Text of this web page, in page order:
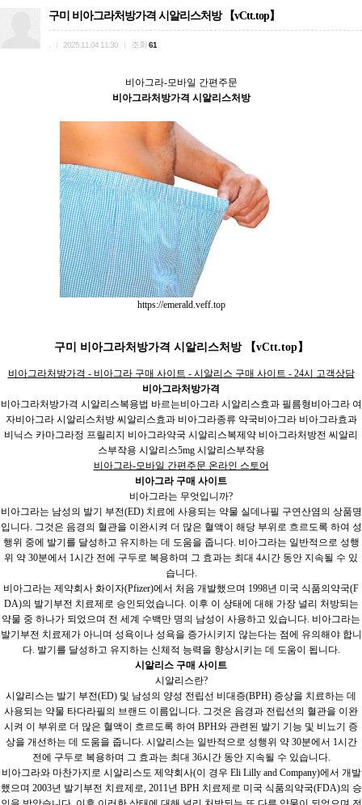
구미 비아그라처방가격 시알리스처방 【vCtt.top】
2025.11.04 11:30 조회 61
비아그라-모바일 간편주문
비아그라처방가격 시알리스처방
https://emerald.veff.top
구미 비아그라처방가격 시알리스처방 【vCtt.top】
비아그라처방가격 - 비아그라 구매 사이트 - 시알리스 구매 사이트 - 24시 고객상담
비아그라처방가격
비아그라처방가격 시알리스복용법 바르는비아그라 시알리스효과 필름형비아그라 여
자비아그라 시알리스처방 씨알리스효과 비아그라종류 약국비아그라 비아그라효과
비닉스 카마그라정 프릴리지 비아그라약국 시알리스복제약 비아그라처방전 씨알리
스부작용 시알리스5mg 시알리스부작용
비아그라-모바일 간편주문 온라인 스토어
비아그라 구매 사이트
비아그라는 무엇입니까?
비아그라는 남성의 발기 부전(ED) 치료에 사용되는 약물 실데나필 구연산염의 상품명
입니다. 그것은 음경의 혈관을 이완시켜 더 많은 혈액이 해당 부위로 흐르도록 하여 성
행위 중에 발기를 달성하고 유지하는 데 도움을 줍니다. 비아그라는 일반적으로 성행
위 약 30분에서 1시간 전에 구두로 복용하며 그 효과는 최대 4시간 동안 지속될 수 있
습니다.
비아그라는 제약회사 화이자(Pfizer)에서 처음 개발했으며 1998년 미국 식품의약국(F
DA)의 발기부전 치료제로 승인되었습니다. 이후 이 상태에 대해 가장 널리 처방되는
약물 중 하나가 되었으며 전 세계 수백만 명의 남성이 사용하고 있습니다. 비아그라는
발기부전 치료제가 아니며 성욕이나 성욕을 증가시키지 않는다는 점에 유의해야 합니
다. 발기를 달성하고 유지하는 신체적 능력을 향상시키는 데 도움이 됩니다.
시알리스 구매 사이트
시알리스란?
시알리스는 발기 부전(ED) 및 남성의 양성 전립선 비대증(BPH) 증상을 치료하는 데
사용되는 약물 타다라필의 브랜드 이름입니다. 그것은 음경과 전립선의 혈관을 이완
시켜 이 부위로 더 많은 혈액이 흐르도록 하여 BPH와 관련된 발기 기능 및 비뇨기 증
상을 개선하는 데 도움을 줍니다. 시알리스는 일반적으로 성행위 약 30분에서 1시간
전에 구두로 복용하며 그 효과는 최대 36시간 동안 지속될 수 있습니다.
비아그라와 마찬가지로 시알리스도 제약회사(이 경우 Eli Lilly and Company)에서 개발
했으며 2003년 발기부전 치료제로, 2011년 BPH 치료제로 미국 식품의약국(FDA)의 승